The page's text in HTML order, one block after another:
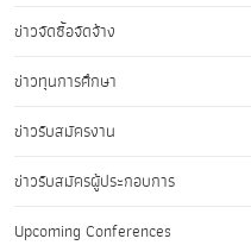
ข่าวจัดซื้อจัดจ้าง
ข่าวทุนการศึกษา
ข่าวรับสมัครงาน
ข่าวรับสมัครผู้ประกอบการ
Upcoming Conferences